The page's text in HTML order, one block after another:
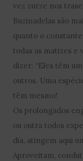
vez zurze nos
Buzinadelas são
quanto o
todas as matizes e
dizer: “Eles têm
outros. Uma
têm mesmo!
Os prolongados
ou outra todos
dia, atingem aqui
Aproveitam,